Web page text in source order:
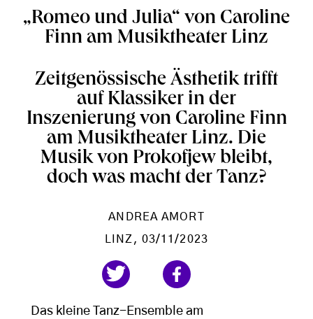
„Romeo und Julia“ von Caroline
Finn am Musiktheater Linz
Zeitgenössische Ästhetik trifft
auf Klassiker in der
Inszenierung von Caroline Finn
am Musiktheater Linz. Die
Musik von Prokofjew bleibt,
doch was macht der Tanz?
ANDREA AMORT
LINZ , 03/11/2023
Das kleine Tanz-Ensemble am